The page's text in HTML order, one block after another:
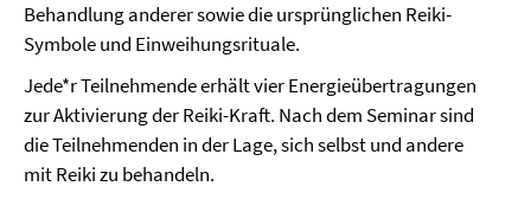
Behandlung anderer sowie die ursprünglichen Reiki-
Symbole und Einweihungsrituale.
Jede*r Teilnehmende erhält vier Energieübertragungen
zur Aktivierung der Reiki-Kraft. Nach dem Seminar sind
die Teilnehmenden in der Lage, sich selbst und andere
mit Reiki zu behandeln.